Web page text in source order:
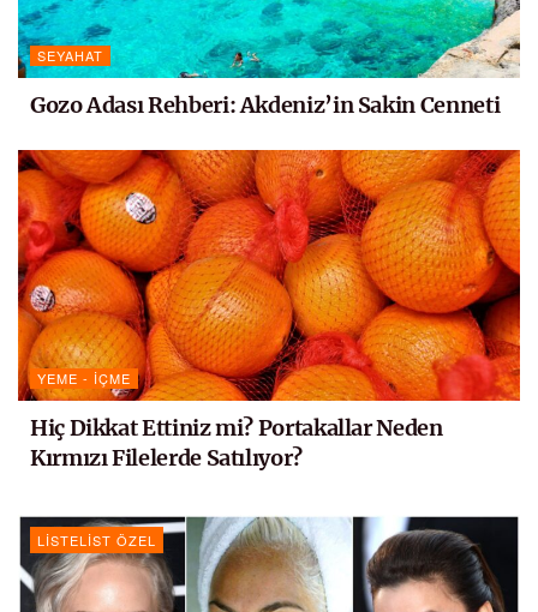
SEYAHAT
Gozo Adası Rehberi: Akdeniz’in Sakin Cenneti
YEME - İÇME
Hiç Dikkat Ettiniz mi? Portakallar Neden
Kırmızı Filelerde Satılıyor?
LISTELIST ÖZEL